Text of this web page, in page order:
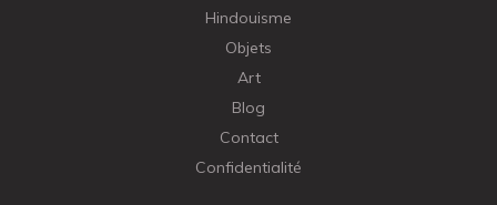
Hindouisme
Objets
Art
Blog
Contact
Confidentialité